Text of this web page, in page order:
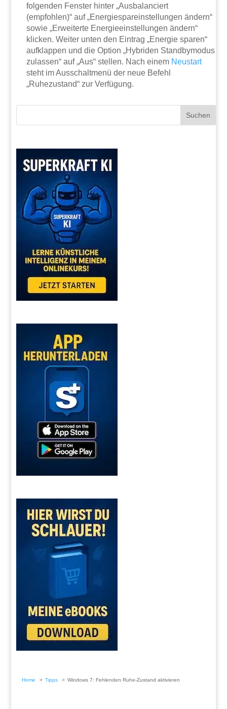
folgenden Fenster hinter „Ausbalanciert
(empfohlen)“ auf „Energiespareinstellungen ändern“
sowie „Erweiterte Energieeinstellungen ändern“
klicken. Weiter unten den Eintrag „Energie sparen“
aufklappen und die Option „Hybriden Standbymodus
zulassen“ auf „Aus“ stellen. Nach einem Neustart
steht im Ausschaltmenü der neue Befehl
„Ruhezustand“ zur Verfügung.
Home Tipps Windows 7: Fehlenden Ruhe-Zustand aktivieren